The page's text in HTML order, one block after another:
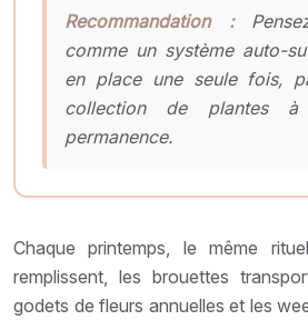
Recommandation :
comme un système auto-
en place une seule fois,
collection de plantes à
permanence.
Chaque printemps, le même
remplissent, les brouettes
godets de fleurs annuelles et les